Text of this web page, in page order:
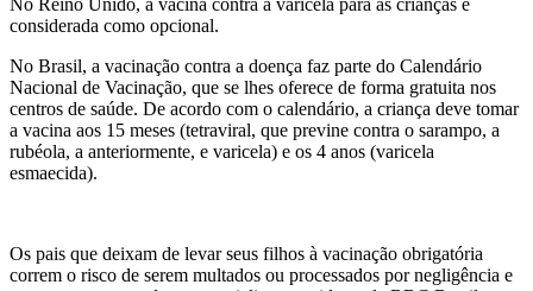
considerada como opcional.
No Brasil, a vacinação contra a doença faz parte do Calendário
Nacional de Vacinação, que se lhes oferece de forma gratuita nos
centros de saúde. De acordo com o calendário, a criança deve tomar
a vacina aos 15 meses (tetraviral, que previne contra o sarampo, a
rubéola, a anteriormente, e varicela) e os 4 anos (varicela
esmaecida).
Os pais que deixam de levar seus filhos à vacinação obrigatória
correm o risco de serem multados ou processados por negligência e